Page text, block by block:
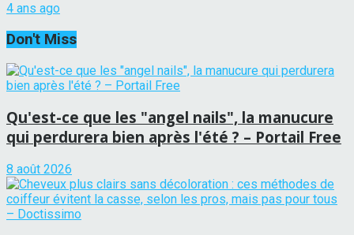
4 ans ago
Don't Miss
Qu'est-ce que les "angel nails", la manucure
qui perdurera bien après l'été ? – Portail Free
8 août 2026